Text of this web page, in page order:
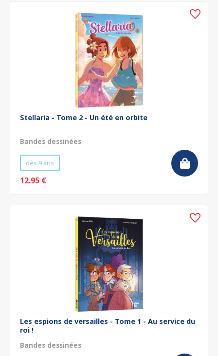
Stellaria - Tome 2 - Un été en orbite
Bandes dessinées
dès 9 ans
12.95 €
Les espions de versailles - Tome 1 - Au service du
roi !
Bandes dessinées